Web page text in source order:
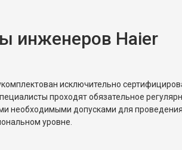
инженеров Haier
исключительно
проходят обязательное
необходимыми допусками для
уровне.